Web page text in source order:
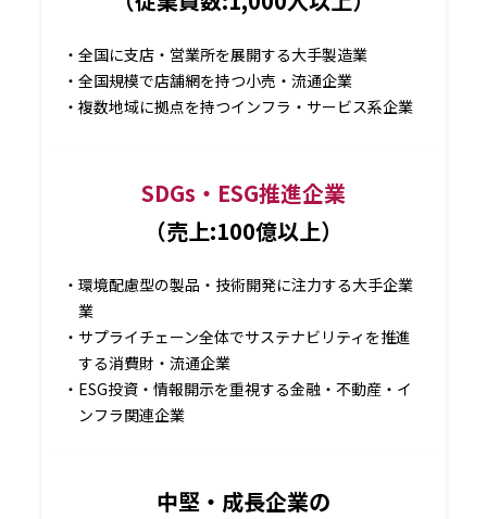
全国に支店・営業所を展開する大手製造業
全国規模で店舗網を持つ小売・流通企業
複数地域に拠点を持つインフラ・サービス系企業
SDGs・ESG推進企業
（売上:100億以上）
環境配慮型の製品・技術開発に注力する大手企業
業
サプライチェーン全体でサステナビリティを推進
する消費財・流通企業
ESG投資・情報開示を重視する金融・不動産・イ
ンフラ関連企業
中堅・成長企業の